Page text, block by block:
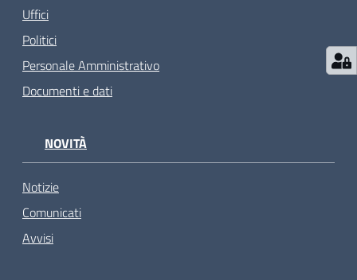
Uffici
Politici
Personale Amministrativo
Documenti e dati
NOVITÀ
Notizie
Comunicati
Avvisi